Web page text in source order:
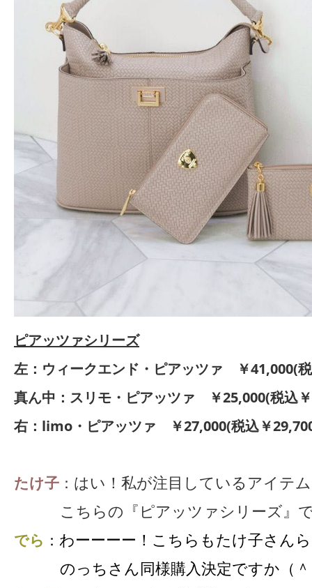
ピアッツァシリーズ
左：ウィークエンド・ピアッツァ ￥41,000(
真ん中：スリモ・ピアッツァ ￥25,000(税込
右：limo・ピアッツァ ￥27,000(税込￥
たけ子 ： はい！私が注目しているアイテ
こちらの『ピアッツァシリーズ』で
でら ： わーーーー！こちらもたけ子さん
のっちさん同様購入決定ですか（＾